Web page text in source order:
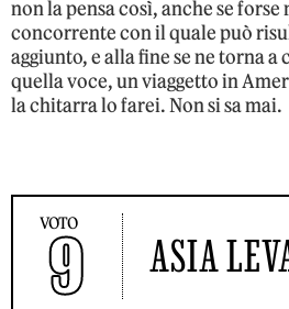
non la pensa così, anche se
concorrente con il quale può
aggiunto, e alla fine se ne torna a
quella voce, un viaggetto in
la chitarra lo farei. Non si sa mai.
VOTO
9 ASIA